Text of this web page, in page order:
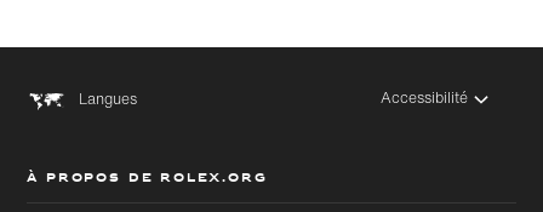
Langues Accessibilité
À PROPOS DE ROLEX.ORG